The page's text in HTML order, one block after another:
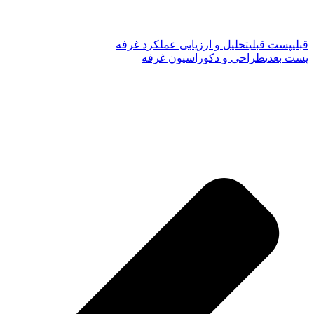
قبلیپست قبلیتحلیل و ارزیابی عملکرد غرفه
پست بعدیطراحی و دکوراسیون غرفه